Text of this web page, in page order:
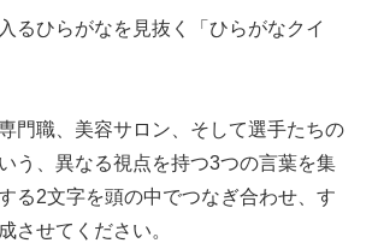
るひらがなを見抜く「ひらがなクイ
門職、美容サロン、そして選手たちの
う、異なる視点を持つ3つの言葉を集
る2文字を頭の中でつなぎ合わせ、す
させてください。